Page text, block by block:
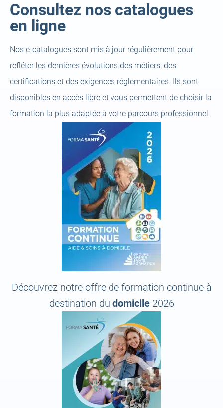
Consultez nos catalogues
en ligne
Nos e‑catalogues sont mis à jour régulièrement pour
refléter les dernières évolutions des métiers, des
certifications et des exigences réglementaires. Ils sont
disponibles en accès libre et vous permettent de choisir la
formation la plus adaptée à votre parcours professionnel.
Découvrez notre offre de formation continue à
destination du domicile2026